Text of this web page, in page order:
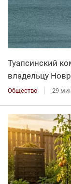
Туапсинский
владельцу
Общество 29